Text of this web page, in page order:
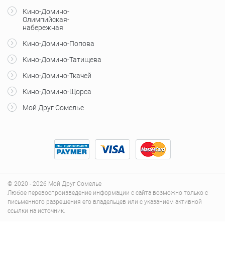
Кино-Домино-
Олимпийская-
набережная
Кино-Домино-Попова
Кино-Домино-Татищева
Кино-Домино-Ткачей
Кино-Домино-Щорса
Мой Друг Сомелье
© 2020 - 2026 Мой Друг Сомелье
Любое перевоспроизведение информации с сайта возможно только с
письменного разрешения его владельцев или с указанием активной
ссылки на источник.